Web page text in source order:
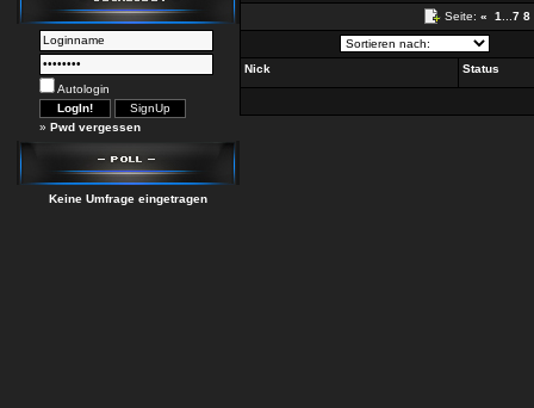
Autologin
» Pwd vergessen
Keine Umfrage eingetragen
Seite: « 1 7 8
Nick Status